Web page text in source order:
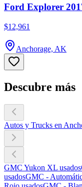
Ford Explorer
$12,961
Anchorage, AK
Descubre más
Autos y Trucks en
GMC Yukon XL usados
usadosGMC -